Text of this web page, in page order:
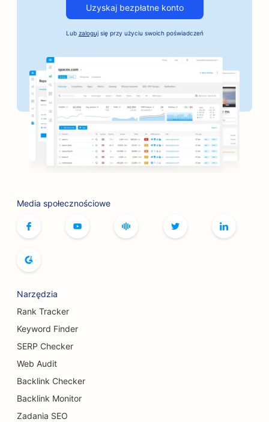
SEO dla firm motoryzacyjnych
Pozycjonowanie dla usług kaucji
SEO dla banków
SEO dla piekarni
SEO dla salonów fryzjerskich
SEO dla butików
SEO dla usług związanych z botoksem i
SEO dla kawiarni z grami planszowymi
SEO dla browarów
Pozycjonowanie usług powiększania piersi
SEO dla burger trucków
SEO dla chirurgów oparzeń
SEO dla kawiarni
Uzyskaj bezpłatne konto
Lub zalogujsię przy użyciu swoich poświadczeń
Media społecznościowe
Narzędzia
Rank Tracker
Keyword Finder
SERP Checker
Web Audit
Backlink Checker
Backlink Monitor
Zadania SEO